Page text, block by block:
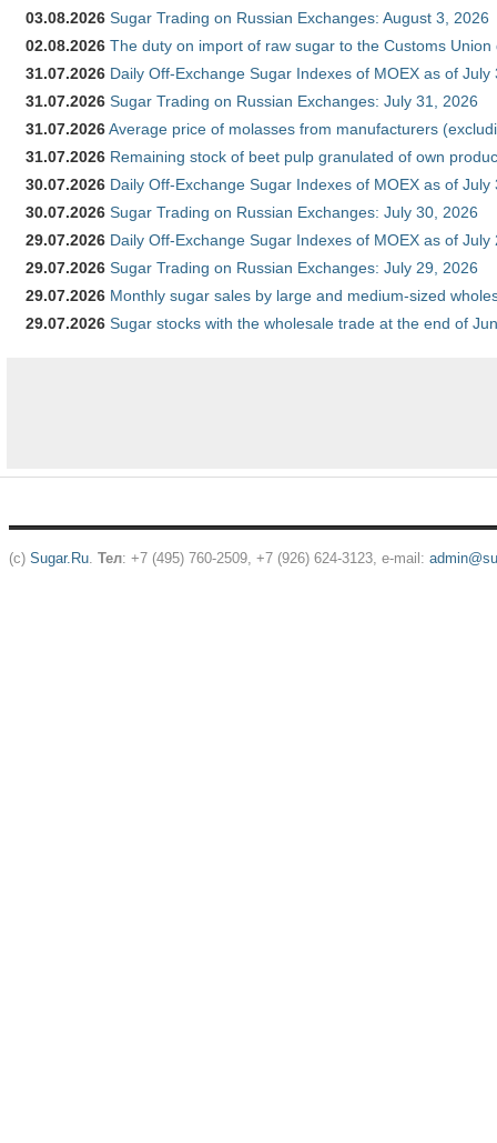
03.08.2026 Sugar Trading on Russian Exchanges: August 3, 2026
02.08.2026 The duty on import of raw sugar to the Customs
31.07.2026 Daily Off-Exchange Sugar Indexes of MOEX as of July
31.07.2026 Sugar Trading on Russian Exchanges: July 31, 2026
31.07.2026Average price of molasses from manufacturers
31.07.2026 Remaining stock of beet pulp granulated of own
30.07.2026 Daily Off-Exchange Sugar Indexes of MOEX as of July
30.07.2026 Sugar Trading on Russian Exchanges: July 30, 2026
29.07.2026 Daily Off-Exchange Sugar Indexes of MOEX as of July
29.07.2026 Sugar Trading on Russian Exchanges: July 29, 2026
29.07.2026 Monthly sugar sales by large and medium-sized
29.07.2026 Sugar stocks with the wholesale trade at the end of
(c) Sugar.Ru Тел: +7 (495) 760-2509, +7 (926) 624-3123, e-mail: